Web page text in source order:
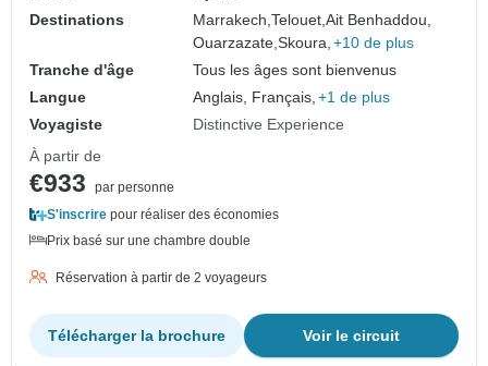
Destinations
Marrakech,Telouet,Ait Benhaddou,
Ouarzazate,Skoura, +10 de plus
Tranche d'âge
Tous les âges sont bienvenus
Langue
Anglais, Français, +1 de plus
Voyagiste
Distinctive Experience
À partir de
€933
par personne
S'inscrire pour réaliser des économies
Prix basé sur une chambre double
Réservation à partir de 2 voyageurs
Voir le circuit
Télécharger la brochure